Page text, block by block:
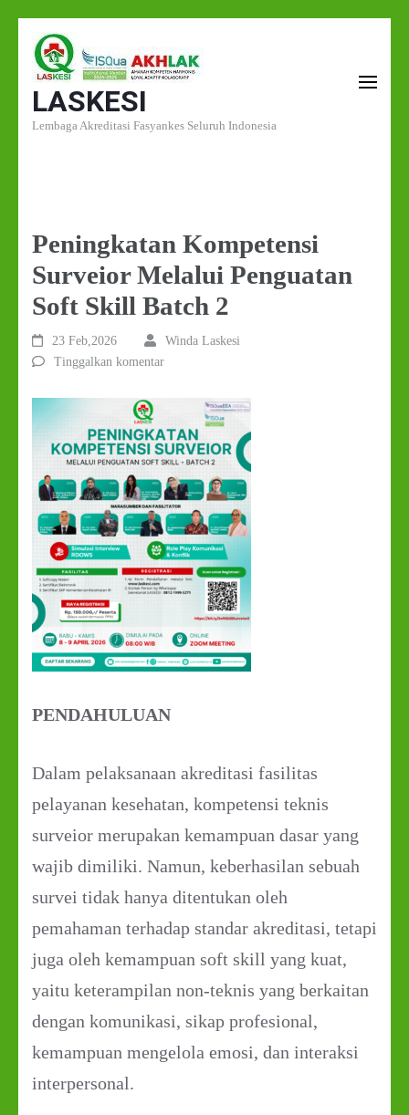
Lompat
konten
(Tekan
LASKESI
Lembaga Akreditasi Fasyankes Seluruh Indonesia
Peningkatan Kompetensi
Surveior Melalui Penguatan
Soft Skill Batch 2
23 Feb,2026
Winda Laskesi
Tinggalkan komentar
PENDAHULUAN
Dalam pelaksanaan akreditasi fasilitas
pelayanan kesehatan, kompetensi teknis
surveior merupakan kemampuan dasar yang
wajib dimiliki. Namun, keberhasilan sebuah
survei tidak hanya ditentukan oleh
pemahaman terhadap standar akreditasi, tetapi
juga oleh kemampuan soft skill yang kuat,
yaitu keterampilan non-teknis yang berkaitan
dengan komunikasi, sikap profesional,
kemampuan mengelola emosi, dan interaksi
interpersonal.